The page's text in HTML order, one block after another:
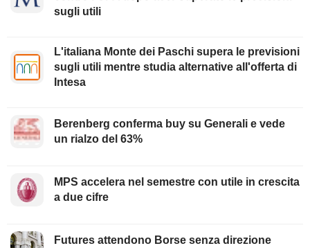
sugli utili
L'italiana Monte dei Paschi supera le previsioni
sugli utili mentre studia alternative all'offerta di
Intesa
Berenberg conferma buy su Generali e vede
un rialzo del 63%
MPS accelera nel semestre con utile in crescita
a due cifre
Futures attendono Borse senza direzione